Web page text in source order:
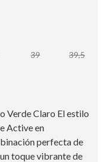
39 39,5
Verde Claro El estilo
Active en
perfecta de
toque vibrante de